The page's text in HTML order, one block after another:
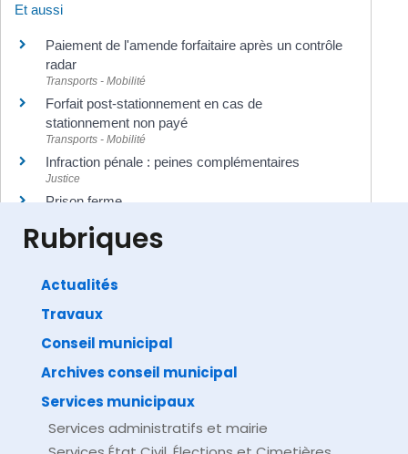
Et aussi
Paiement de l'amende forfaitaire après un contrôle
radar
Transports - Mobilité
Forfait post-stationnement en cas de
stationnement non payé
Transports - Mobilité
Infraction pénale : peines complémentaires
Justice
Prison ferme
Direction de l'information légale et administrative
Rubriques
Actualités
Travaux
Conseil municipal
Archives conseil municipal
Services municipaux
Services administratifs et mairie